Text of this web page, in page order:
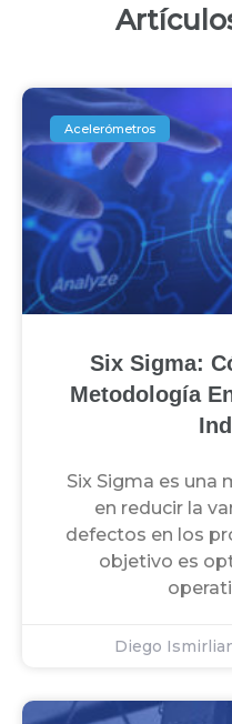
Acelerómetros
Six Sigma:
Metodología
Six Sigma es
en reducir la
defectos en los
objetivo es
Diego